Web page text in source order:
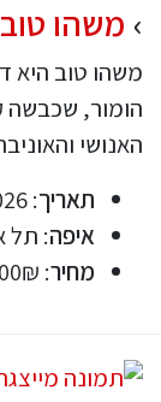
משהו
משהו טוב
הומור, שכבשה
האנושי
תאריך: 23/08/2026 - 28/09/2026
איפה: תל
מחיר: 100₪,